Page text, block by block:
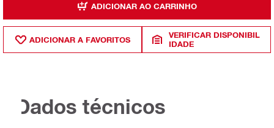
ADICIONAR AO CARRINHO
ADICIONAR A FAVORITOS
VERIFICAR DISPONIBIL
IDADE
Dados técnicos